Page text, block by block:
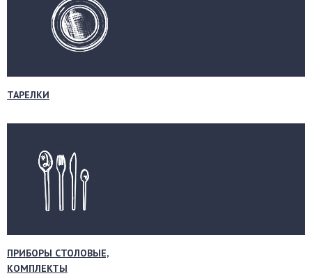
ТАРЕЛКИ
ПРИБОРЫ СТОЛОВЫЕ,
КОМПЛЕКТЫ